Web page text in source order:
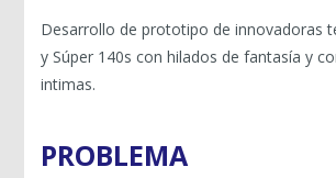
Desarrollo de prototipo de innovadoras
y Súper 140s con hilados de fantasía y
intimas.
PROBLEMA